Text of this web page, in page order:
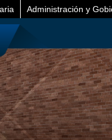
Administración y